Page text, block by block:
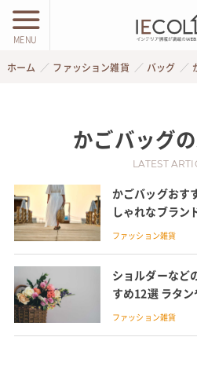
MENU
ホーム ファッション雑貨 バッグ
かごバッグ
LATEST
かごバッグおす
しゃれなブラン
ファッション雑貨
ショルダーなど
すめ12選 ラタ
クラッチやショ
ファッション雑貨